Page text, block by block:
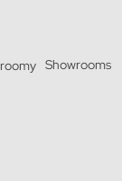
Showrooms